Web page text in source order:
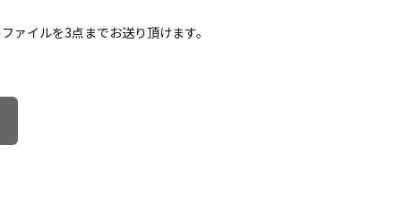
イルを3点までお送り頂けます。